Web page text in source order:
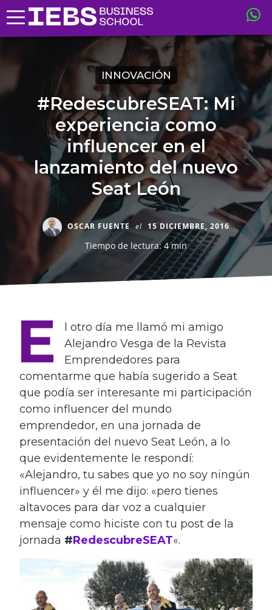
INNOVACIÓN
#RedescubreSEAT: Mi
experiencia como
influencer en el
lanzamiento del nuevo
Seat León
OSCAR FUENTE el 15 DICIEMBRE, 2016
Tiempo de lectura: 4 min
E
l otro día me llamó mi amigo
Alejandro Vesga de la Revista
Emprendedores para
comentarme que había sugerido a Seat
que podía ser interesante mi participación
como influencer del mundo
emprendedor, en una jornada de
presentación del nuevo Seat León, a lo
que evidentemente le respondí:
«Alejandro, tu sabes que yo no soy ningún
influencer» y él me dijo: «pero tienes
altavoces para dar voz a cualquier
mensaje como hiciste con tu post de la
jornada #RedescubreSEAT«.